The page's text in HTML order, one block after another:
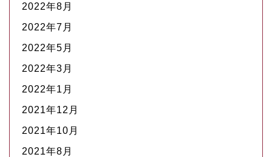
2022年8月
2022年7月
2022年5月
2022年3月
2022年1月
2021年12月
2021年10月
2021年8月